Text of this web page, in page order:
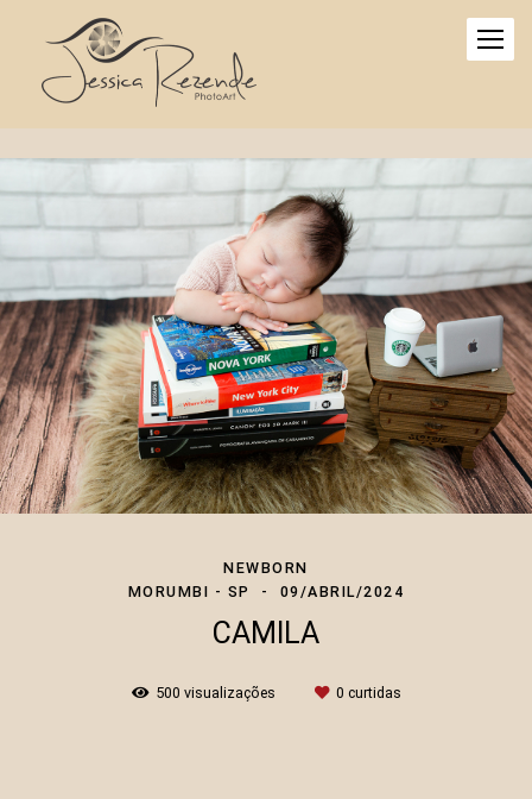
NEWBORN
MORUMBI - SP
09/ABRIL/2024
CAMILA
500 visualizações 0 curtidas